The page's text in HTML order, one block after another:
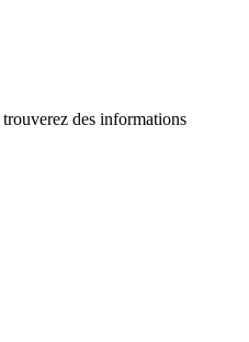
des informations